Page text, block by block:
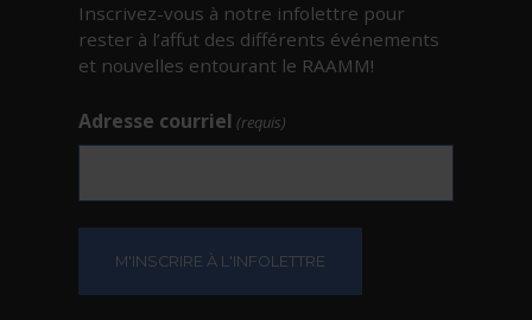
Inscrivez-vous à notre infolettre pour
rester à l’affut des différents événements
et nouvelles entourant le RAAMM!
Adresse courriel (requis)